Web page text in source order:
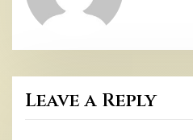
Leave a Reply